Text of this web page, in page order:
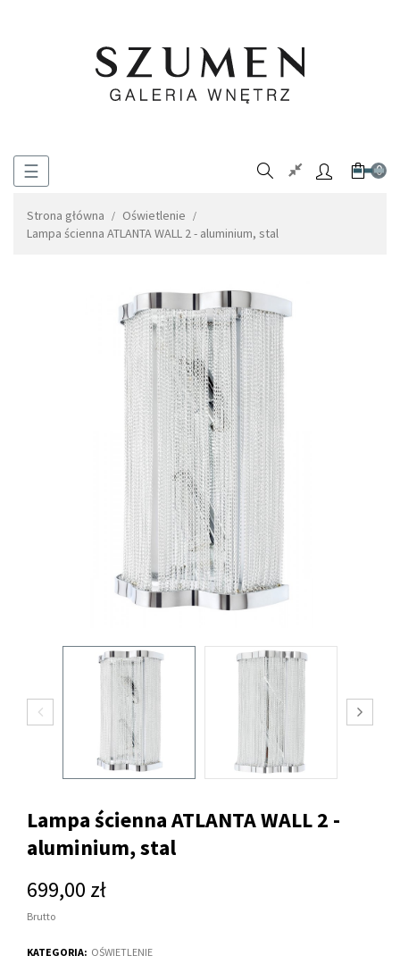
Toggle
☰ 0
Strona główna
Oświetlenie
Lampa ścienna ATLANTA WALL 2 - aluminium, stal
Lampa ścienna ATLANTA WALL 2 -
aluminium, stal
699,00 zł
Brutto
KATEGORIA: OŚWIETLENIE